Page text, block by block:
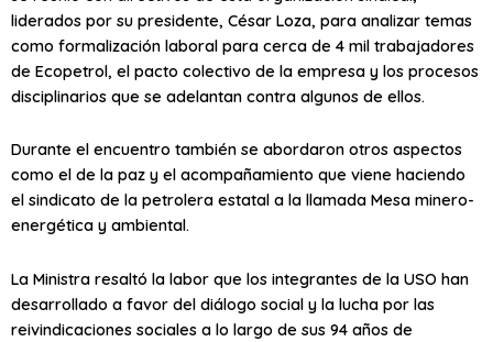
liderados por su presidente, César Loza, para analizar temas
como formalización laboral para cerca de 4 mil trabajadores
de Ecopetrol, el pacto colectivo de la empresa y los procesos
disciplinarios que se adelantan contra algunos de ellos.
Durante el encuentro también se abordaron otros aspectos
como el de la paz y el acompañamiento que viene haciendo
el sindicato de la petrolera estatal a la llamada Mesa minero-
energética y ambiental.
La Ministra resaltó la labor que los integrantes de la USO han
desarrollado a favor del diálogo social y la lucha por las
reivindicaciones sociales a lo largo de sus 94 años de